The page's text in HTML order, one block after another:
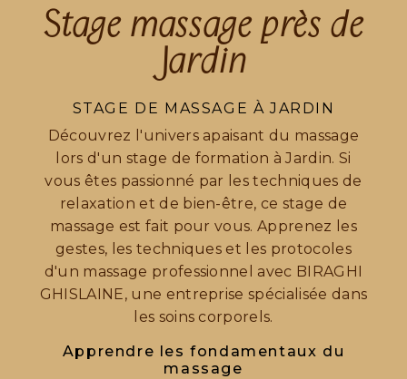
Stage massage près de
Jardin
STAGE DE MASSAGE À JARDIN
Découvrez l'univers apaisant du massage
lors d'un stage de formation à Jardin. Si
vous êtes passionné par les techniques de
relaxation et de bien-être, ce stage de
massage est fait pour vous. Apprenez les
gestes, les techniques et les protocoles
d'un massage professionnel avec BIRAGHI
GHISLAINE, une entreprise spécialisée dans
les soins corporels.
Apprendre les fondamentaux du
massage